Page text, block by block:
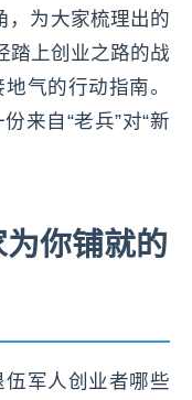
为大家梳理出的
踏上创业之路的战
气的行动指南。
来自“老兵”对“新
你铺就的
军人创业者哪些